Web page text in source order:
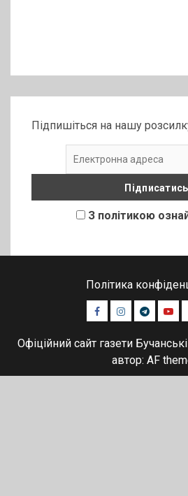
Підпишіться на нашу
З політикою
Політика
Facebook
Instagram
Telegram
Офіційний сайт газети
автор: AF